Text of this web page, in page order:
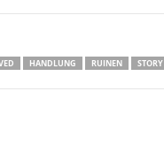
HANDLUNG RUINEN STORY